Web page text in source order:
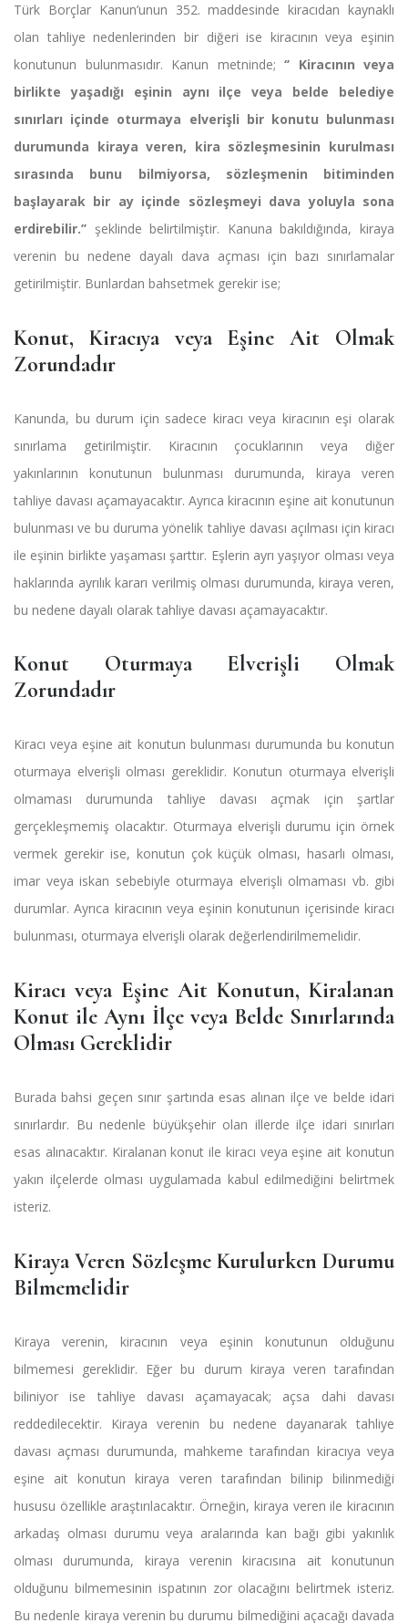
Türk Borçlar Kanun’unun 352. maddesinde kiracıdan kaynaklı
olan tahliye nedenlerinden bir diğeri ise kiracının veya eşinin
konutunun bulunmasıdır. Kanun metninde; ‘’ Kiracının veya
birlikte yaşadığı eşinin aynı ilçe veya belde belediye
sınırları içinde oturmaya elverişli bir konutu bulunması
durumunda kiraya veren, kira sözleşmesinin kurulması
sırasında bunu bilmiyorsa, sözleşmenin bitiminden
başlayarak bir ay içinde sözleşmeyi dava yoluyla sona
erdirebilir.’’ şeklinde belirtilmiştir. Kanuna bakıldığında, kiraya
verenin bu nedene dayalı dava açması için bazı sınırlamalar
getirilmiştir. Bunlardan bahsetmek gerekir ise;
Konut, Kiracıya veya Eşine Ait Olmak
Zorundadır
Kanunda, bu durum için sadece kiracı veya kiracının eşi olarak
sınırlama getirilmiştir. Kiracının çocuklarının veya diğer
yakınlarının konutunun bulunması durumunda, kiraya veren
tahliye davası açamayacaktır. Ayrıca kiracının eşine ait konutunun
bulunması ve bu duruma yönelik tahliye davası açılması için kiracı
ile eşinin birlikte yaşaması şarttır. Eşlerin ayrı yaşıyor olması veya
haklarında ayrılık kararı verilmiş olması durumunda, kiraya veren,
bu nedene dayalı olarak tahliye davası açamayacaktır.
Konut Oturmaya Elverişli Olmak
Zorundadır
Kiracı veya eşine ait konutun bulunması durumunda bu konutun
oturmaya elverişli olması gereklidir. Konutun oturmaya elverişli
olmaması durumunda tahliye davası açmak için şartlar
gerçekleşmemiş olacaktır. Oturmaya elverişli durumu için örnek
vermek gerekir ise, konutun çok küçük olması, hasarlı olması,
imar veya iskan sebebiyle oturmaya elverişli olmaması vb. gibi
durumlar. Ayrıca kiracının veya eşinin konutunun içerisinde kiracı
bulunması, oturmaya elverişli olarak değerlendirilmemelidir.
Kiracı veya Eşine Ait Konutun, Kiralanan
Konut ile Aynı İlçe veya Belde Sınırlarında
Olması Gereklidir
Burada bahsi geçen sınır şartında esas alınan ilçe ve belde idari
sınırlardır. Bu nedenle büyükşehir olan illerde ilçe idari sınırları
esas alınacaktır. Kiralanan konut ile kiracı veya eşine ait konutun
yakın ilçelerde olması uygulamada kabul edilmediğini belirtmek
isteriz.
Kiraya Veren Sözleşme Kurulurken Durumu
Bilmemelidir
Kiraya verenin, kiracının veya eşinin konutunun olduğunu
bilmemesi gereklidir. Eğer bu durum kiraya veren tarafından
biliniyor ise tahliye davası açamayacak; açsa dahi davası
reddedilecektir. Kiraya verenin bu nedene dayanarak tahliye
davası açması durumunda, mahkeme tarafından kiracıya veya
eşine ait konutun kiraya veren tarafından bilinip bilinmediği
hususu özellikle araştırılacaktır. Örneğin, kiraya veren ile kiracının
arkadaş olması durumu veya aralarında kan bağı gibi yakınlık
olması durumunda, kiraya verenin kiracısına ait konutunun
olduğunu bilmemesinin ispatının zor olacağını belirtmek isteriz.
Bu nedenle kiraya verenin bu durumu bilmediğini açacağı davada